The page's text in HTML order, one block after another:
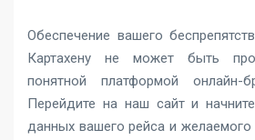
Обеспечение вашего
Картахену не может быть
понятной платформой онлайн-
Перейдите на наш сайт и
данных вашего рейса и